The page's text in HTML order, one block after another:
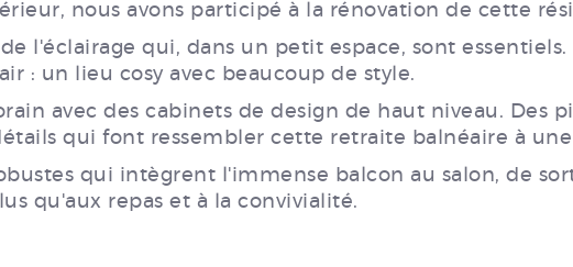
nous avons participé à la rénovation de cette
l'éclairage qui, dans un petit espace, sont essentiels.
: un lieu cosy avec beaucoup de style.
avec des cabinets de design de haut niveau. Des
qui font ressembler cette retraite balnéaire à
qui intègrent l'immense balcon au salon, de
qu'aux repas et à la convivialité.